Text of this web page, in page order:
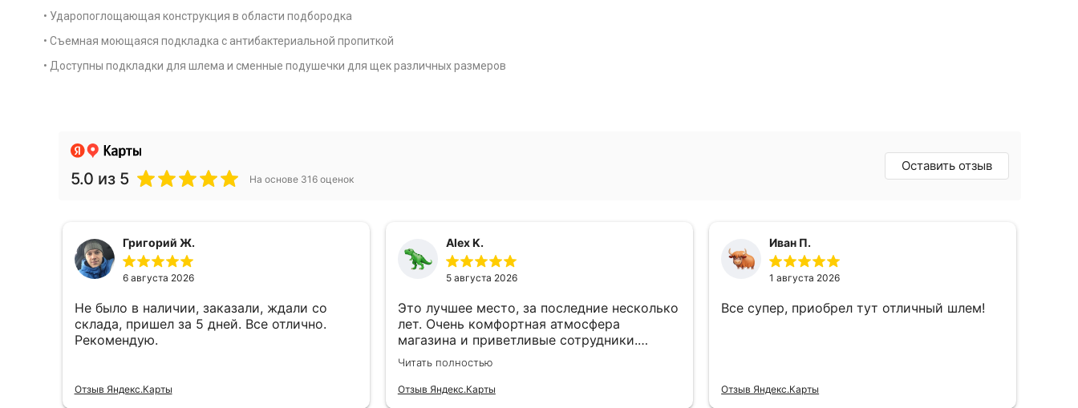
• Ударопоглощающая конструкция в области подбородка
• Съемная моющаяся подкладка с антибактериальной пропиткой
• Доступны подкладки для шлема и сменные подушечки для щек различных размеров